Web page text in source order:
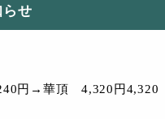
らせ
円→華頂 4,320円4,320